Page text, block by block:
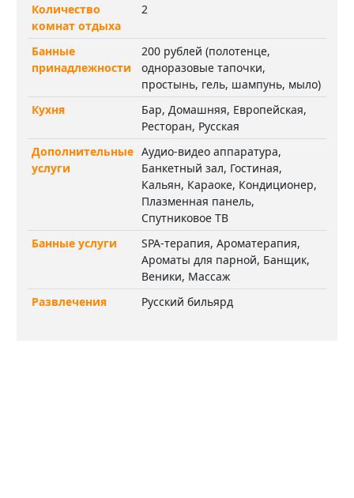
Количество
комнат отдыха
2
Банные
принадлежности
200 рублей (полотенце,
одноразовые тапочки,
простынь, гель, шампунь, мыло)
Кухня
Бар, Домашняя, Европейская,
Ресторан, Русская
Дополнительные
услуги
Аудио-видео аппаратура,
Банкетный зал, Гостиная,
Кальян, Караоке, Кондиционер,
Плазменная панель,
Спутниковое ТВ
Банные услуги
SPA-терапия, Ароматерапия,
Ароматы для парной, Банщик,
Веники, Массаж
Развлечения
Русский бильярд